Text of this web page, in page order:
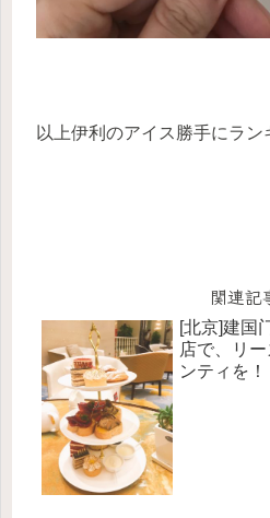
以上伊利のアイス勝手にラン
関連記
[北京]建国
店で、リ
ンティを！